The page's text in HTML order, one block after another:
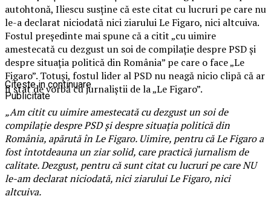
autohtonă, Iliescu susţine că este citat cu lucruri pe care nu
le-a declarat niciodată nici ziarului Le Figaro, nici altcuiva.
Fostul preşedinte mai spune că a citit „cu uimire
amestecată cu dezgust un soi de compilaţie despre PSD şi
despre situaţia politică din România” pe care o face „Le
Figaro”. Totuşi, fostul lider al PSD nu neagă nicio clipă că ar
fi stat de vorbă cu jurnaliştii de la „Le Figaro”.
„Am citit cu uimire amestecată cu dezgust un soi de
compilaţie despre PSD şi despre situaţia politică din
România, apărută în Le Figaro. Uimire, pentru că Le Figaro a
fost întotdeauna un ziar solid, care practică jurnalism de
calitate. Dezgust, pentru că sunt citat cu lucruri pe care NU
le-am declarat niciodată, nici ziarului Le Figaro, nici
altcuiva.
Citeste in continuare
Publicitate